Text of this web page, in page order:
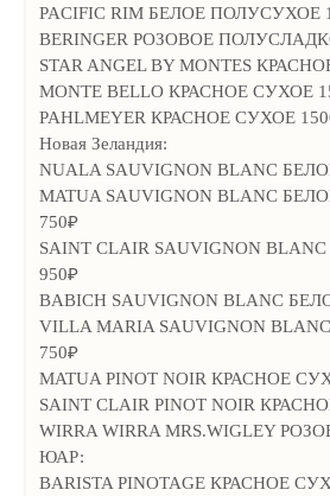
PACIFIC RIM БЕЛОЕ ПОЛУСУХОЕ
BERINGER РОЗОВОЕ
STAR ANGEL BY MONTES
MONTE BELLO КРАСНОЕ СУХОЕ
PAHLMEYER КРАСНОЕ СУХОЕ
Новая Зеландия:
NUALA SAUVIGNON BLANC
MATUA SAUVIGNON BLANC
750₽
SAINT CLAIR SAUVIGNON
950₽
BABICH SAUVIGNON BLANC
VILLA MARIA SAUVIGNON
750₽
MATUA PINOT NOIR КРАСНОЕ
SAINT CLAIR PINOT NOIR
WIRRA WIRRA MRS.WIGLEY
ЮАР:
BARISTA PINOTAGE КРАСНОЕ